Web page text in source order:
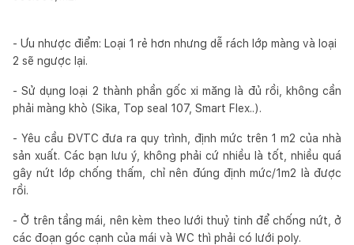
- Ưu nhược điểm: Loại 1 rẻ hơn nhưng dễ rách lớp màng và loại
2 sẽ ngược lại.
- Sử dụng loại 2 thành phần gốc xi măng là đủ rồi, không cần
phải màng khò (Sika, Top seal 107, Smart Flex..).
- Yêu cầu ĐVTC đưa ra quy trình, định mức trên 1 m2 của nhà
sản xuất. Các bạn lưu ý, không phải cứ nhiều là tốt, nhiều quá
gây nứt lớp chống thấm, chỉ nên đúng định mức/1m2 là được
rồi.
- Ở trên tầng mái, nên kèm theo lưới thuỷ tinh để chống nứt, ở
các đoạn góc cạnh của mái và WC thì phải có lưới poly.